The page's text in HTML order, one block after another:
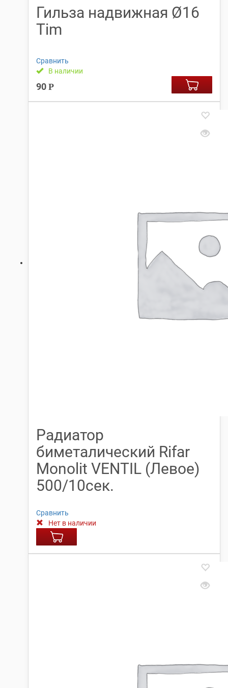
Гильза надвижная Ø16
Tim
Сравнить
В наличии
90 Р
Радиатор
биметалический Rifar
Monolit VENTIL (Левое)
500/10сек.
Сравнить
Нет в наличии